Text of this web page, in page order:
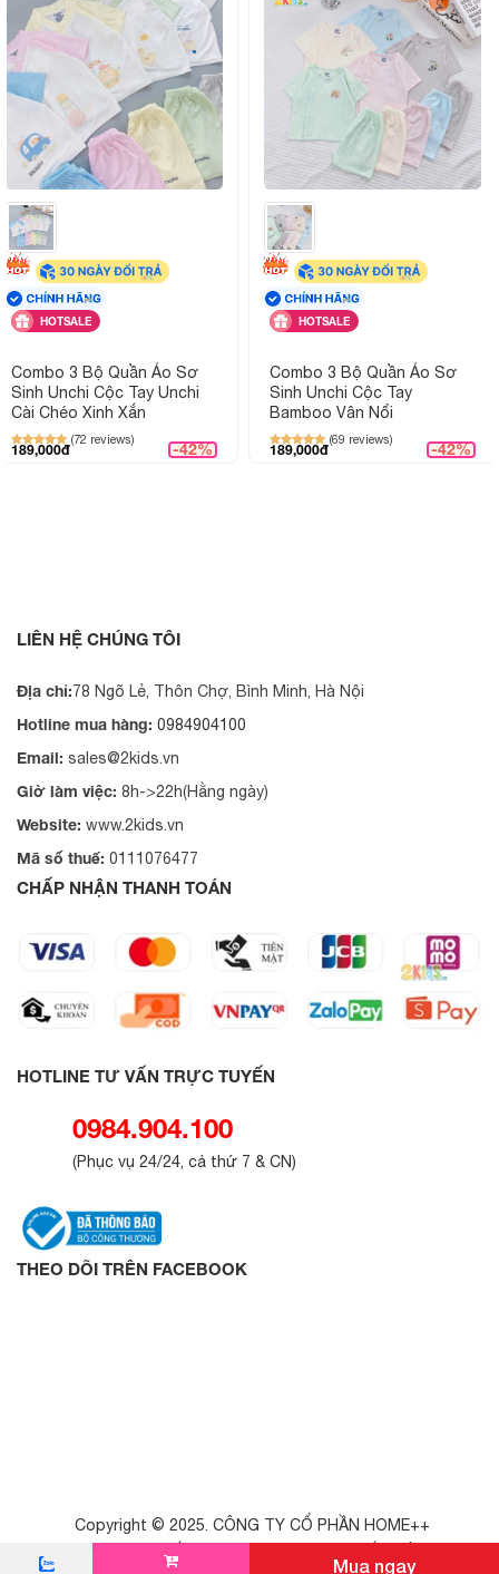
HOTSALE
Combo 3 Bộ Quần Áo Sơ
Sinh Unchi Cộc Tay Unchi
Cài Chéo Xinh Xắn
(72 reviews)
189,000đ -42%
HOTSALE
Combo 3 Bộ Quần Áo Sơ
Sinh Unchi Cộc Tay
Bamboo Vân Nổi
(69 reviews)
189,000đ -42%
Mua ngay
LIÊN HỆ CHÚNG TÔI
Địa chỉ:78 Ngõ Lẻ, Thôn Chợ, Bình Minh, Hà Nội
Hotline mua hàng: 0984904100
Email: sales@2kids.vn
Giờ làm việc: 8h->22h(Hằng ngày)
Website: www.2kids.vn
Mã số thuế: 0111076477
CHẤP NHẬN THANH TOÁN
HOTLINE TƯ VẤN TRỰC TUYẾN
0984.904.100
(Phục vụ 24/24, cả thứ 7 & CN)
THEO DÕI TRÊN FACEBOOK
Copyright © 2025. CÔNG TY CỔ PHẦN HOME++